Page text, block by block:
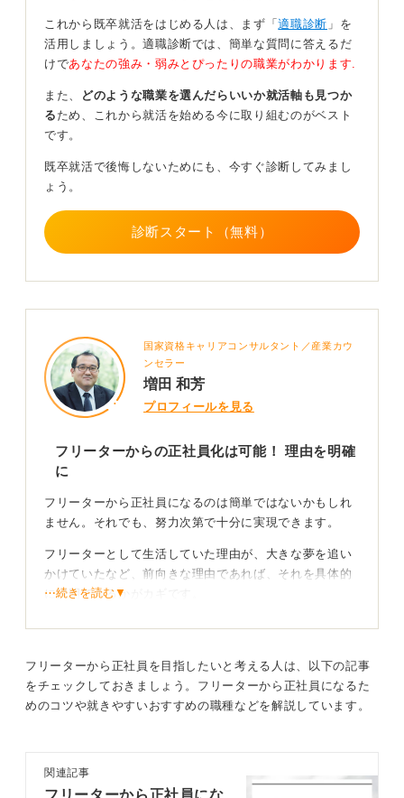
そのうえで、なぜフリーターという道を選んだのか、そ
説明できるように準備しましょう。
夢を追っていた、自由な働き方が必要だったなどの背景
のキャリアへの思いを伝えられれば、採用に至る可能性
は十分にあります。
これから既卒就活をはじめる人は、まず「適職診断 」を
活用しましょう。適職診断では、簡単な質問に答えるだ
けであなたの強み・弱みとぴったりの職業がわかります.
また、
どのような職業を選んだらいいか就活軸も見つか
る ため、これから就活を始める今に取り組むのがベスト
です。
既卒就活で後悔しないためにも、今すぐ診断してみまし
ょう。
診断スタート（無料）
国家資格キャリアコンサルタント／産業カウ
ンセラー
増田 和芳
プロフィールを見る
フリーターからの正社員化は可能！ 理由を明確
に
フリーターから正社員になるのは簡単ではないかもしれ
ません。それでも、努力次第で十分に実現できます。
フリーターとして生活していた理由が、大きな夢を追い
かけていたなど、前向きな理由であれば、それを具体的
に説明できるかがカギです。
経験を強みに変えて正社員へのチャンスをつかも
う！
ハードルは上がります。
⋯続きを読む▼
フリーターから正社員を目指したいと考える人は、以下の記事
をチェックしておきましょう。フリーターから正社員になるた
めのコツや就きやすいおすすめの職種などを解説しています。
関連記事
フリーターから正社員にな